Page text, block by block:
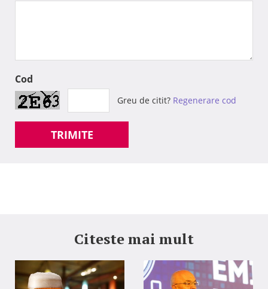
Cod
Greu de citit? Regenerare cod
TRIMITE
Citeste mai mult